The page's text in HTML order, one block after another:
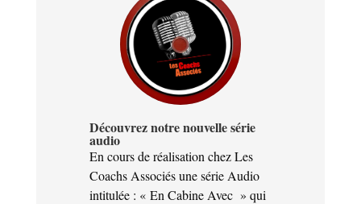
Découvrez notre nouvelle série
audio
En cours de réalisation chez Les
Coachs Associés une série Audio
intitulée : « En Cabine Avec » qui